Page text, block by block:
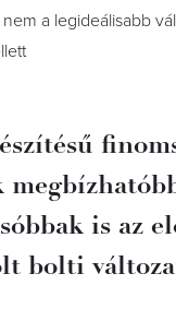
a legideálisabb
is az
bolti